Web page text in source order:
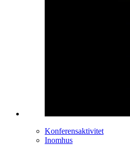
Konferensaktivitet
Inomhus